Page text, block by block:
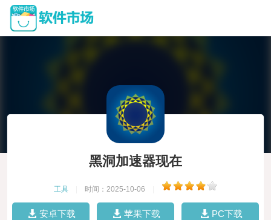
黑洞加速器现在
工具 时间：2025-10-06
安卓下载 苹果下载 PC下载